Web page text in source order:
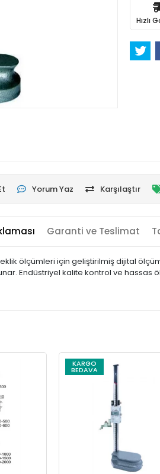
Hızlı
Yorum Yaz Karşılaştır
Garanti ve Teslimat
ölçümleri için geliştirilmiş dijital
Endüstriyel kalite kontrol ve
KARGO
BEDAVA